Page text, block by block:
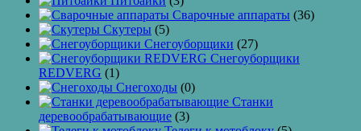
Сварочные аппараты (36)
Скутеры (5)
Снегоуборщики (27)
Снегоуборщики
REDVERG (1)
Снегоходы (0)
Станки
деревообрабатывающие (3)